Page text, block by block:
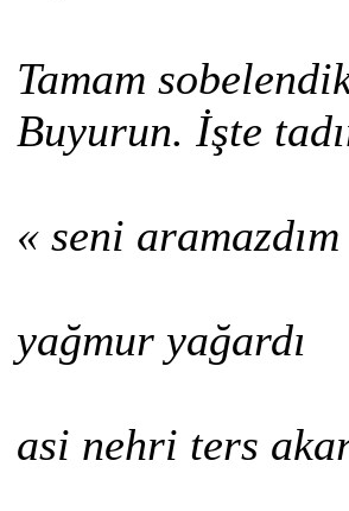
Tamam
Buyurun. İşte
« seni aramazdım
yağmur yağardı
asi nehri ters